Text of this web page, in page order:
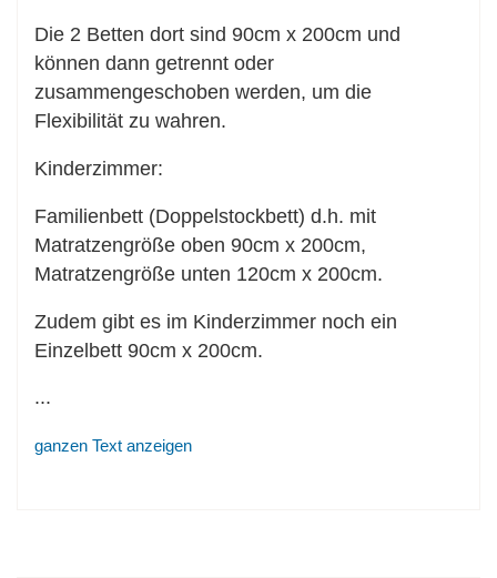
Die 2 Betten dort sind 90cm x 200cm und
können dann getrennt oder
zusammengeschoben werden, um die
Flexibilität zu wahren.
Kinderzimmer:
Familienbett (Doppelstockbett) d.h. mit
Matratzengröße oben 90cm x 200cm,
Matratzengröße unten 120cm x 200cm.
Zudem gibt es im Kinderzimmer noch ein
Einzelbett 90cm x 200cm.
...
ganzen Text anzeigen